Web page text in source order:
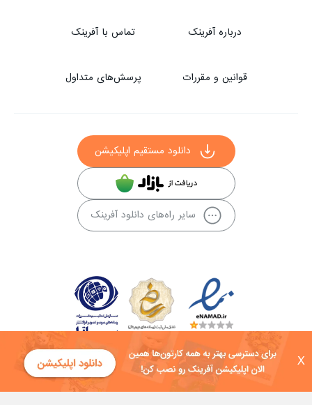
X
درباره آفرینک تماس با آفرینک
قوانین و مقررات پرسش‌های متداول
دانلود مستقیم اپلیکیشن
سایر راه‌های دانلود آفرینک
کلیه حقوق این سایت به شرکت توسعه فناوی هفت آسمان توکان تعلق دارد و